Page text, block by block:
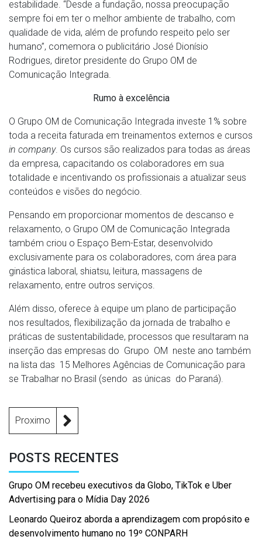
estabilidade. “Desde a fundação, nossa preocupação
sempre foi em ter o melhor ambiente de trabalho, com
qualidade de vida, além de profundo respeito pelo ser
humano”, comemora o publicitário José Dionísio
Rodrigues, diretor presidente do Grupo OM de
Comunicação Integrada.
Rumo à excelência
O Grupo OM de Comunicação Integrada investe 1% sobre
toda a receita faturada em treinamentos externos e cursos
in company. Os cursos são realizados para todas as áreas
da empresa, capacitando os colaboradores em sua
totalidade e incentivando os profissionais a atualizar seus
conteúdos e visões do negócio.
Pensando em proporcionar momentos de descanso e
relaxamento, o Grupo OM de Comunicação Integrada
também criou o Espaço Bem-Estar, desenvolvido
exclusivamente para os colaboradores, com área para
ginástica laboral, shiatsu, leitura, massagens de
relaxamento, entre outros serviços.
Além disso, oferece à equipe um plano de participação
nos resultados, flexibilização da jornada de trabalho e
práticas de sustentabilidade, processos que resultaram na
inserção das empresas do Grupo OM neste ano também
na lista das 15 Melhores Agências de Comunicação para
se Trabalhar no Brasil (sendo as únicas do Paraná).
Proximo
POSTS RECENTES
Grupo OM recebeu executivos da Globo, TikTok e Uber
Advertising para o Mídia Day 2026
Leonardo Queiroz aborda a aprendizagem com propósito e
desenvolvimento humano no 19º CONPARH